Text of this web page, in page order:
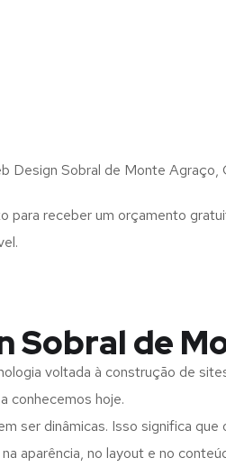
Design Sobral de Monte Agraço,
para receber um orçamento
Sobral de
voltada à construção de
conhecemos hoje.
ser dinâmicas. Isso significa
aparência, no layout e no